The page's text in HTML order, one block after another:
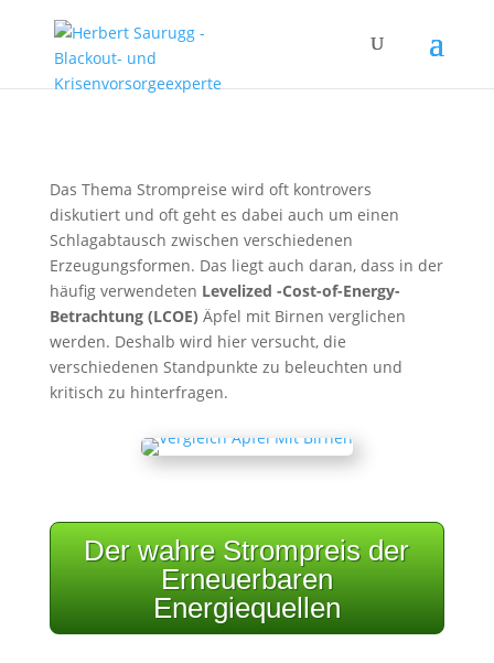
Das Thema Strompreise wird oft kontrovers
diskutiert und oft geht es dabei auch um einen
Schlagabtausch zwischen verschiedenen
Erzeugungsformen. Das liegt auch daran, dass in der
häufig verwendeten Levelized -Cost-of-Energy-
Betrachtung (LCOE) Äpfel mit Birnen verglichen
werden. Deshalb wird hier versucht, die
verschiedenen Standpunkte zu beleuchten und
kritisch zu hinterfragen.
Der wahre Strompreis der
Erneuerbaren
Energiequellen